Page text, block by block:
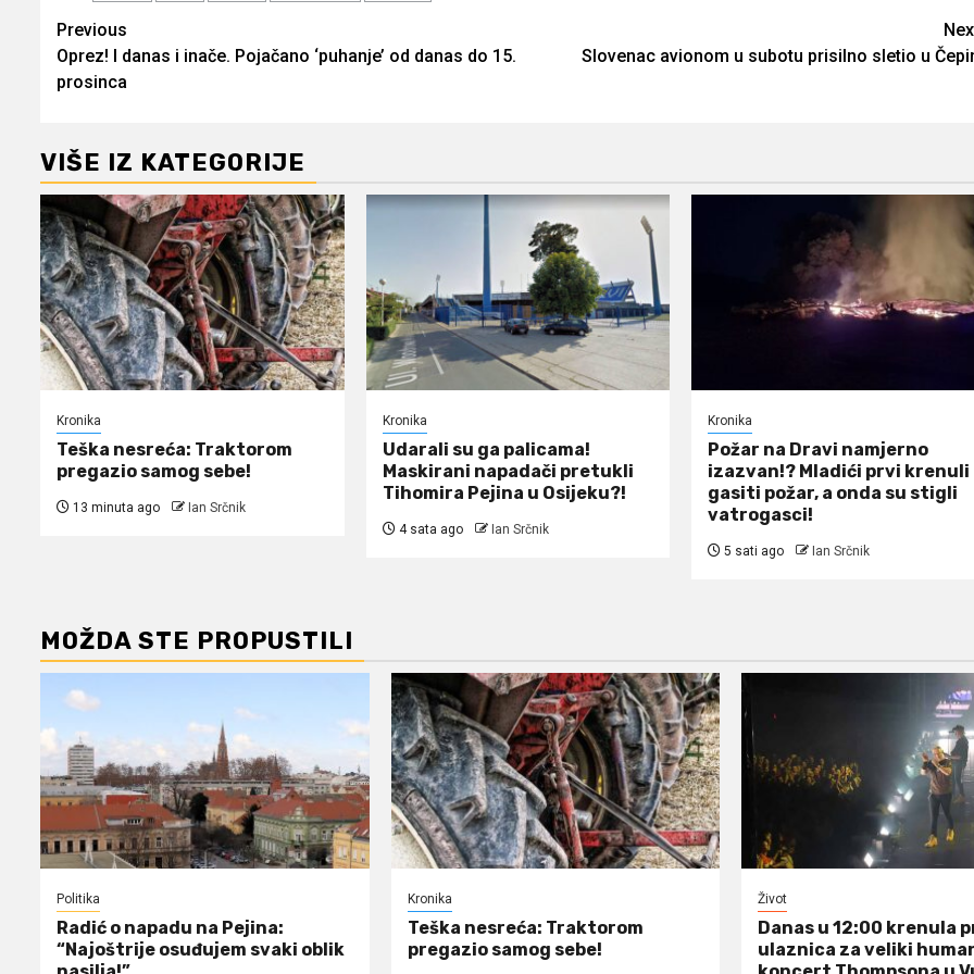
Post
navigation
Previous
Oprez! I danas i inače. Pojačano ‘puhanje’ od danas do 15.
prosinca
Slovenac avionom u subotu prisilno sletio u
VIŠE IZ KATEGORIJE
Kronika
Teška nesreća: Traktorom
pregazio samog sebe!
13 minuta ago Ian Srčnik
Kronika
Udarali su ga palicama!
Maskirani napadači pretukli
Tihomira Pejina u Osijeku?!
4 sata ago Ian Srčnik
Kronika
Požar na Dravi namjerno
izazvan!? Mladići prvi krenuli
gasiti požar, a onda su stigli
vatrogasci!
5 sati ago Ian Srčnik
MOŽDA STE PROPUSTILI
Politika
Radić o napadu na Pejina:
“Najoštrije osuđujem svaki oblik
Kronika
Teška nesreća: Traktorom
pregazio samog sebe!
Život
Danas u 12:00 krenula
ulaznica za veliki